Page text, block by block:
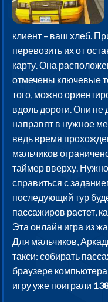
клиент – ваш хлеб.
перевозить их от
карту. Она
отмечены ключевые
того, можно
вдоль дороги. Они не
направят в нужное
ведь время
мальчиков
таймер вверху.
справиться с
последующий тур
пассажиров растет,
Эта онлайн игра из
Для мальчиков,
такси: собирать
браузере
игру уже поиграли